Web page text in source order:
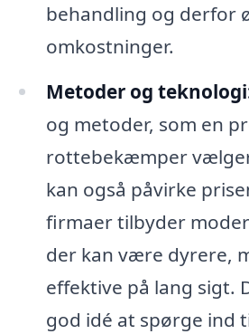
behandling og derfor
omkostninger.
Metoder og
og metoder, som en
rottebekæmper
kan også påvirke
firmaer tilbyder
der kan være dyrere,
effektive på lang sigt.
god idé at spørge ind